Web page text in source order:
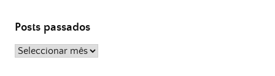
Posts passados
Posts